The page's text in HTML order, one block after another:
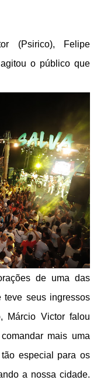
(Psirico), Felipe
o público que
de uma das
teve seus ingressos
Márcio Victor falou
mais uma
especial para os
a nossa cidade.